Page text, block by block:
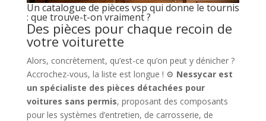
Un catalogue de pièces vsp qui donne le tournis
: que trouve-t-on vraiment ?
Des pièces pour chaque recoin de
votre voiturette
Alors, concrètement, qu’est-ce qu’on peut y dénicher ?
Accrochez-vous, la liste est longue ! ⚙️ Nessycar est
un spécialiste des pièces détachées pour
voitures sans permis, proposant des composants
pour les systèmes d’entretien, de carrosserie, de